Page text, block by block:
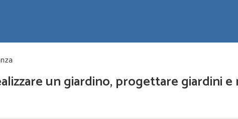
un giardino, progettare giardini